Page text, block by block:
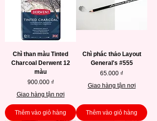
Chì than màu Tinted
Charcoal Derwent 12
màu
Giá
900.000 ₫
Giao hàng tận nơi
Thêm vào giỏ hàng
Chì phác thảo Layout
General's #555
Giá
65.000 ₫
Giao hàng tận nơi
Thêm vào giỏ hàng